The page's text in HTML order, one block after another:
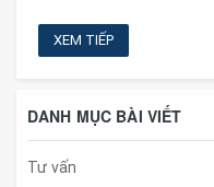
XEM TIẾP
DANH MỤC BÀI VIẾT
Tư vấn